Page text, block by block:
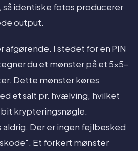
så identiske fotos producerer
output.
afgørende. I stedet for en PIN
du et mønster på et 5x5-
Dette mønster køres
et salt pr. hvælving, hvilket
krypteringsnøgle.
Der er ingen fejlbesked
Et forkert mønster